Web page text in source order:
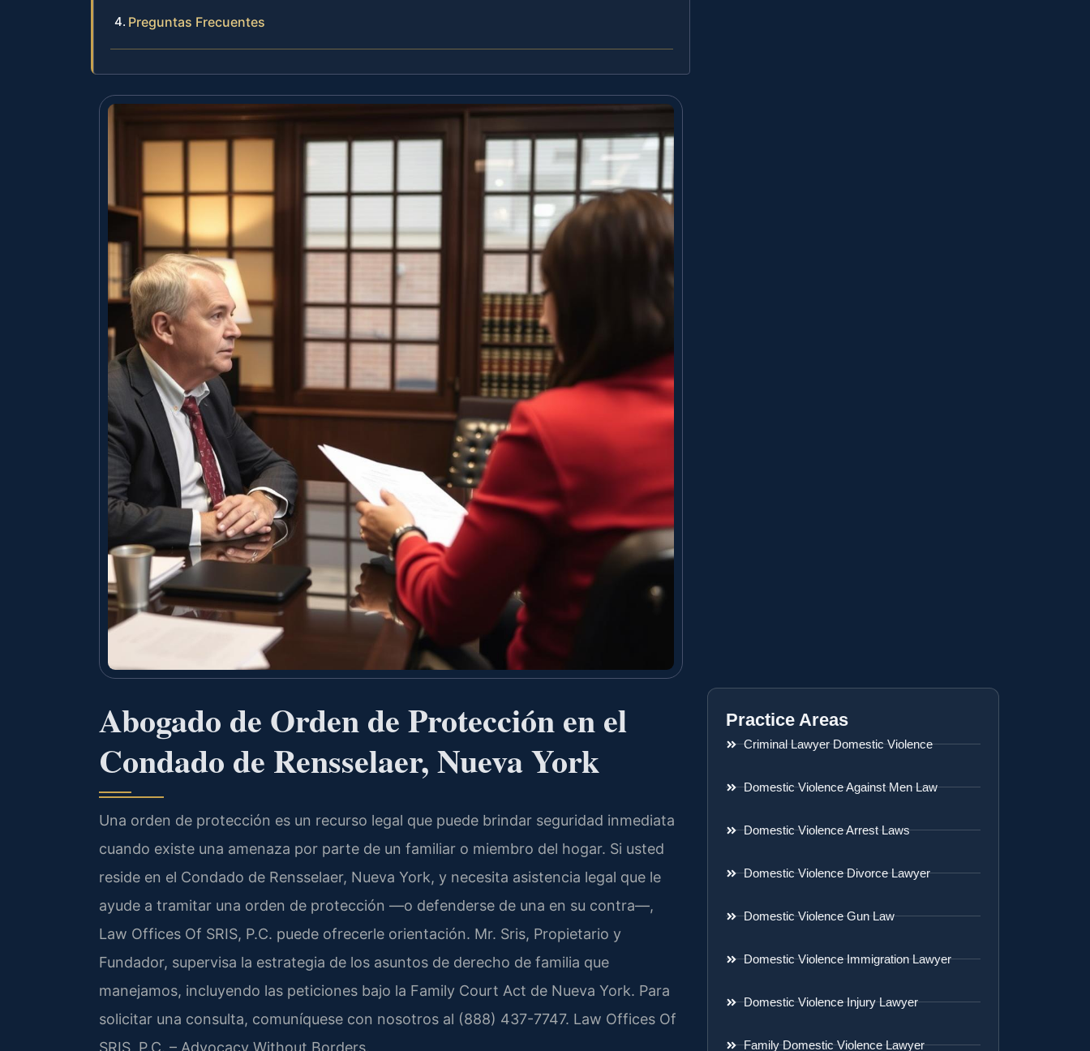
Preguntas Frecuentes
Abogado de Orden de Protección en el
Condado de Rensselaer, Nueva York
Una orden de protección es un recurso legal que puede brindar seguridad inmediata
cuando existe una amenaza por parte de un familiar o miembro del hogar. Si usted
reside en el Condado de Rensselaer, Nueva York, y necesita asistencia legal que le
ayude a tramitar una orden de protección —o defenderse de una en su contra—,
Law Offices Of SRIS, P.C. puede ofrecerle orientación. Mr. Sris, Propietario y
Fundador, supervisa la estrategia de los asuntos de derecho de familia que
manejamos, incluyendo las peticiones bajo la Family Court Act de Nueva York. Para
solicitar una consulta, comuníquese con nosotros al (888) 437-7747. Law Offices Of
SRIS, P.C. – Advocacy Without Borders.
Practice Areas
Criminal Lawyer Domestic Violence
Domestic Violence Against Men Law
Domestic Violence Arrest Laws
Domestic Violence Divorce Lawyer
Domestic Violence Gun Law
Domestic Violence Immigration Lawyer
Domestic Violence Injury Lawyer
Family Domestic Violence Lawyer